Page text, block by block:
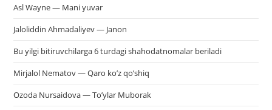
Asl Wayne — Mani yuvar
Jaloliddin Ahmadaliyev — Janon
Bu yilgi bitiruvchilarga 6 turdagi shahodatnomalar beriladi
Mirjalol Nematov — Qaro ko’z qo’shiq
Ozoda Nursaidova — To’ylar Muborak